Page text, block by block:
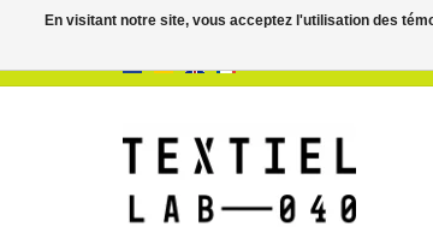
En visitant notre site, vous acceptez l'utilisation des